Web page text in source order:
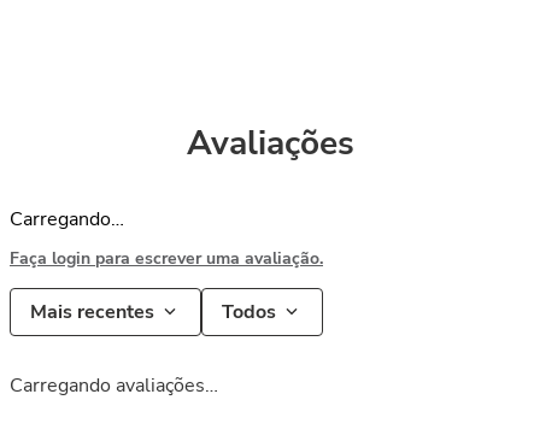
Avaliações
Carregando…
Faça login para escrever uma avaliação.
Mais recentes Todos
Carregando avaliações…